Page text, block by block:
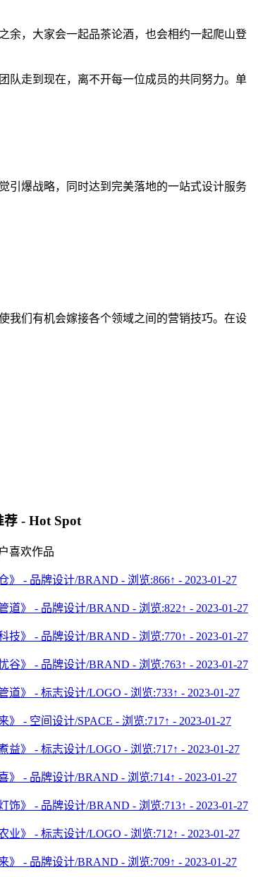
余，大家会一起品茶论酒，也会相约一起爬山登
队走到现在，离不开每一位成员的共同努力。单
引爆战略，同时达到完美落地的一站式设计服务
我们有机会嫁接各个领域之间的营销技巧。在设
荐 - Hot Spot
喜欢作品
》 - 品牌设计/BRAND - 浏览:866↑ - 2023-01-27
道》 - 品牌设计/BRAND - 浏览:822↑ - 2023-01-27
技》 - 品牌设计/BRAND - 浏览:770↑ - 2023-01-27
谷》 - 品牌设计/BRAND - 浏览:763↑ - 2023-01-27
道》 - 标志设计/LOGO - 浏览:733↑ - 2023-01-27
》 - 空间设计/SPACE - 浏览:717↑ - 2023-01-27
益》 - 标志设计/LOGO - 浏览:717↑ - 2023-01-27
》 - 品牌设计/BRAND - 浏览:714↑ - 2023-01-27
饰》 - 品牌设计/BRAND - 浏览:713↑ - 2023-01-27
业》 - 标志设计/LOGO - 浏览:712↑ - 2023-01-27
》 - 品牌设计/BRAND - 浏览:709↑ - 2023-01-27